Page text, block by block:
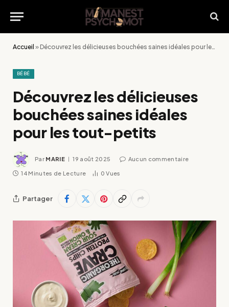
Accueil »Découvrez les délicieuses bouchées saines idéales pour les tout-petits
BÉBÉ
Découvrez les délicieuses
bouchées saines idéales
pour les tout-petits
Par MARIE 19 août 2025 Aucun commentaire
14 Minutes de Lecture 0Vues
Partager